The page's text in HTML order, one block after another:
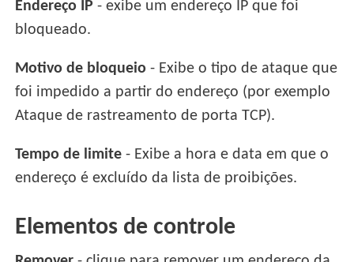
Endereço IP - exibe um endereço IP que foi
bloqueado.
Motivo de bloqueio - Exibe o tipo de ataque que
foi impedido a partir do endereço (por exemplo
Ataque de rastreamento de porta TCP).
Tempo de limite - Exibe a hora e data em que o
endereço é excluído da lista de proibições.
Elementos de controle